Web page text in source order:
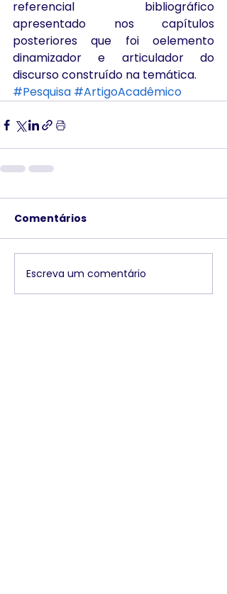
referencial bibliográfico
apresentado nos capítulos
posteriores que foi oelemento
dinamizador e articulador do
discurso construído na temática.
#Pesquisa #ArtigoAcadêmico
Comentários
Escreva um comentário